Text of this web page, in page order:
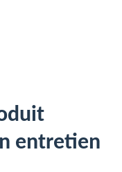
entretien